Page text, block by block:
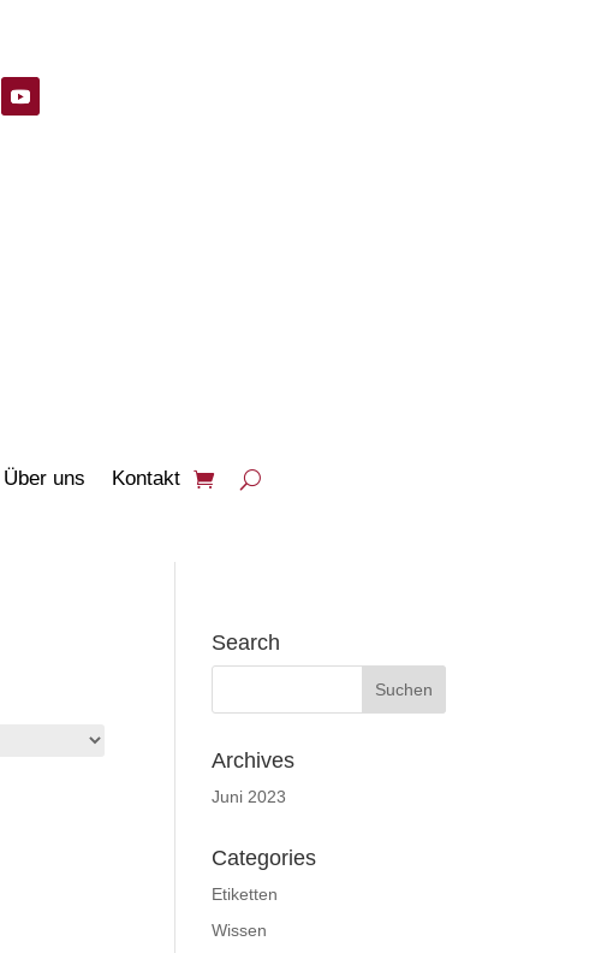
Über uns Kontakt
Search
Archives
Juni 2023
Categories
Etiketten
Wissen